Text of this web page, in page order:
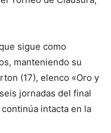
sigue como
manteniendo su
(17), elenco «Oro y
jornadas del final
intacta en la